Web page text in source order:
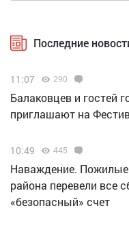
Последние
11:07 290
Балаковцев и гостей
приглашают на
10:49 445
Наваждение. Пожилые
района перевели все
«безопасный» счет